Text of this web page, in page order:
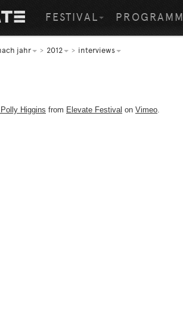
FESTIVAL PROGRAMM
jahr 2012 interviews
Higgins from Elevate Festival on Vimeo.